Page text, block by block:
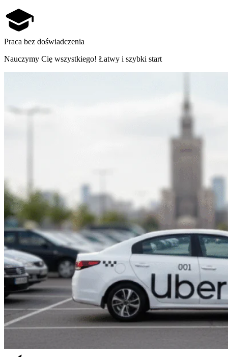
Praca bez doświadczenia
Nauczymy Cię wszystkiego! Łatwy i szybki start